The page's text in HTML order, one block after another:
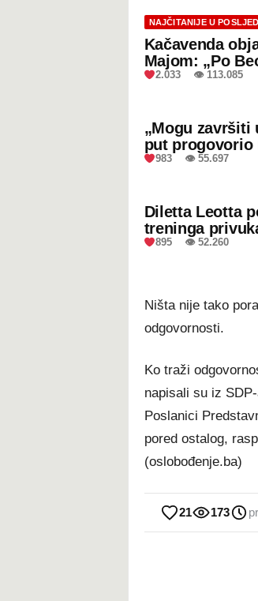
NAJČITANIJE U
Kačavenda
Majom: „Po
2.033 👁 113.085
„Mogu završiti
put progovorio
983 👁 55.697
Diletta Leotta
treninga
895 👁 52.260
Ništa nije tako
odgovornosti.
Ko traži
napisali su iz
Poslanici
pored ostalog,
(oslobođenje.ba)
21 173